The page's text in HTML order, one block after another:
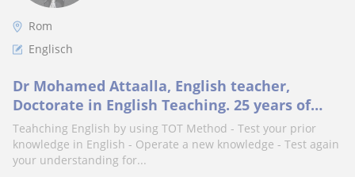
Rom
Englisch
Dr Mohamed Attaalla, English teacher,
Doctorate in English Teaching. 25 years of
experience as English Teacher
Teahching English by using TOT Method - Test your prior
knowledge in English - Operate a new knowledge - Test again
your understanding for...